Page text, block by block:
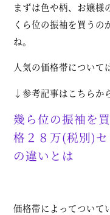
まずは色や柄、お嬢様
くら位の振袖を買うの
ね。
人気の価格帯について
↓参考記事はこちらか
幾ら位の振袖を
格２８万(税別)
の違いとは
価格帯によってついて